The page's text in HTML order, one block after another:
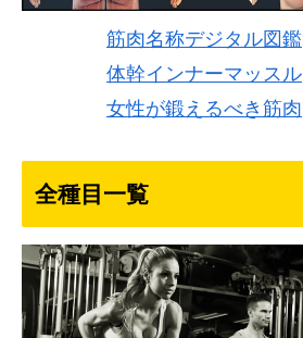
筋肉名称デジタル図鑑
体幹インナーマッスル
女性が鍛えるべき筋肉
全種目一覧